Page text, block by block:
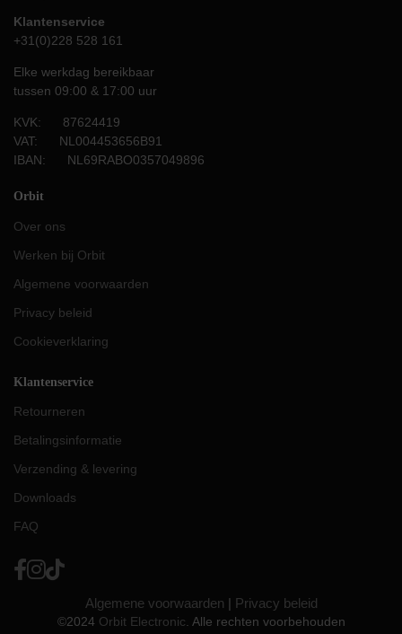
Klantenservice
+31(0)228 528 161
Elke werkdag bereikbaar
tussen 09:00 & 17:00 uur
KVK: 87624419
VAT: NL004453656B91
IBAN: NL69RABO0357049896
Orbit
Over ons
Werken bij Orbit
Algemene voorwaarden
Privacy beleid
Cookieverklaring
Klantenservice
Retourneren
Betalingsinformatie
Verzending & levering
Downloads
FAQ
Algemene voorwaarden | Privacy beleid
©2024 Orbit Electronic . Alle rechten voorbehouden